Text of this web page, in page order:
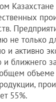
Казахстане
не только
и активно
и ближнего
объеме
55%.